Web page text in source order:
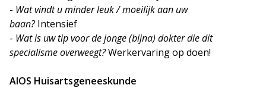
- Wat vindt u minder leuk / moeilijk aan uw
baan?Intensief
- Wat is uw tip voor de jonge (bijna) dokter die dit
specialisme overweegt?Werkervaring op doen!
AIOS Huisartsgeneeskunde